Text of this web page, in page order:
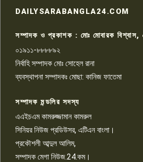
রাজশাহীতে
৯
চাঁদাবাজি ও
১০
DAILYSARABANGLA24.COM
সম্পাদক ও প্রকাশক : মোঃ মোবারক
০১৯১১-৮৮৮৮৯২
নির্বাহি সম্পাদক মোঃ সোহেল রানা
ব্যবস্থাপনা সম্পাদকঃ মোছা: কানিজ ফাতেমা
সম্পাদক মন্ডলির সদস্য
এএইচএম কামরুজ্জামান কামরুল
সিনিয়র নিউজ প্রডিউসর, এটিএন বাংলা।
প্রকৌশলী আব্দুল আলিম,
সম্পাদক মেগা নিউজ.24.কম।